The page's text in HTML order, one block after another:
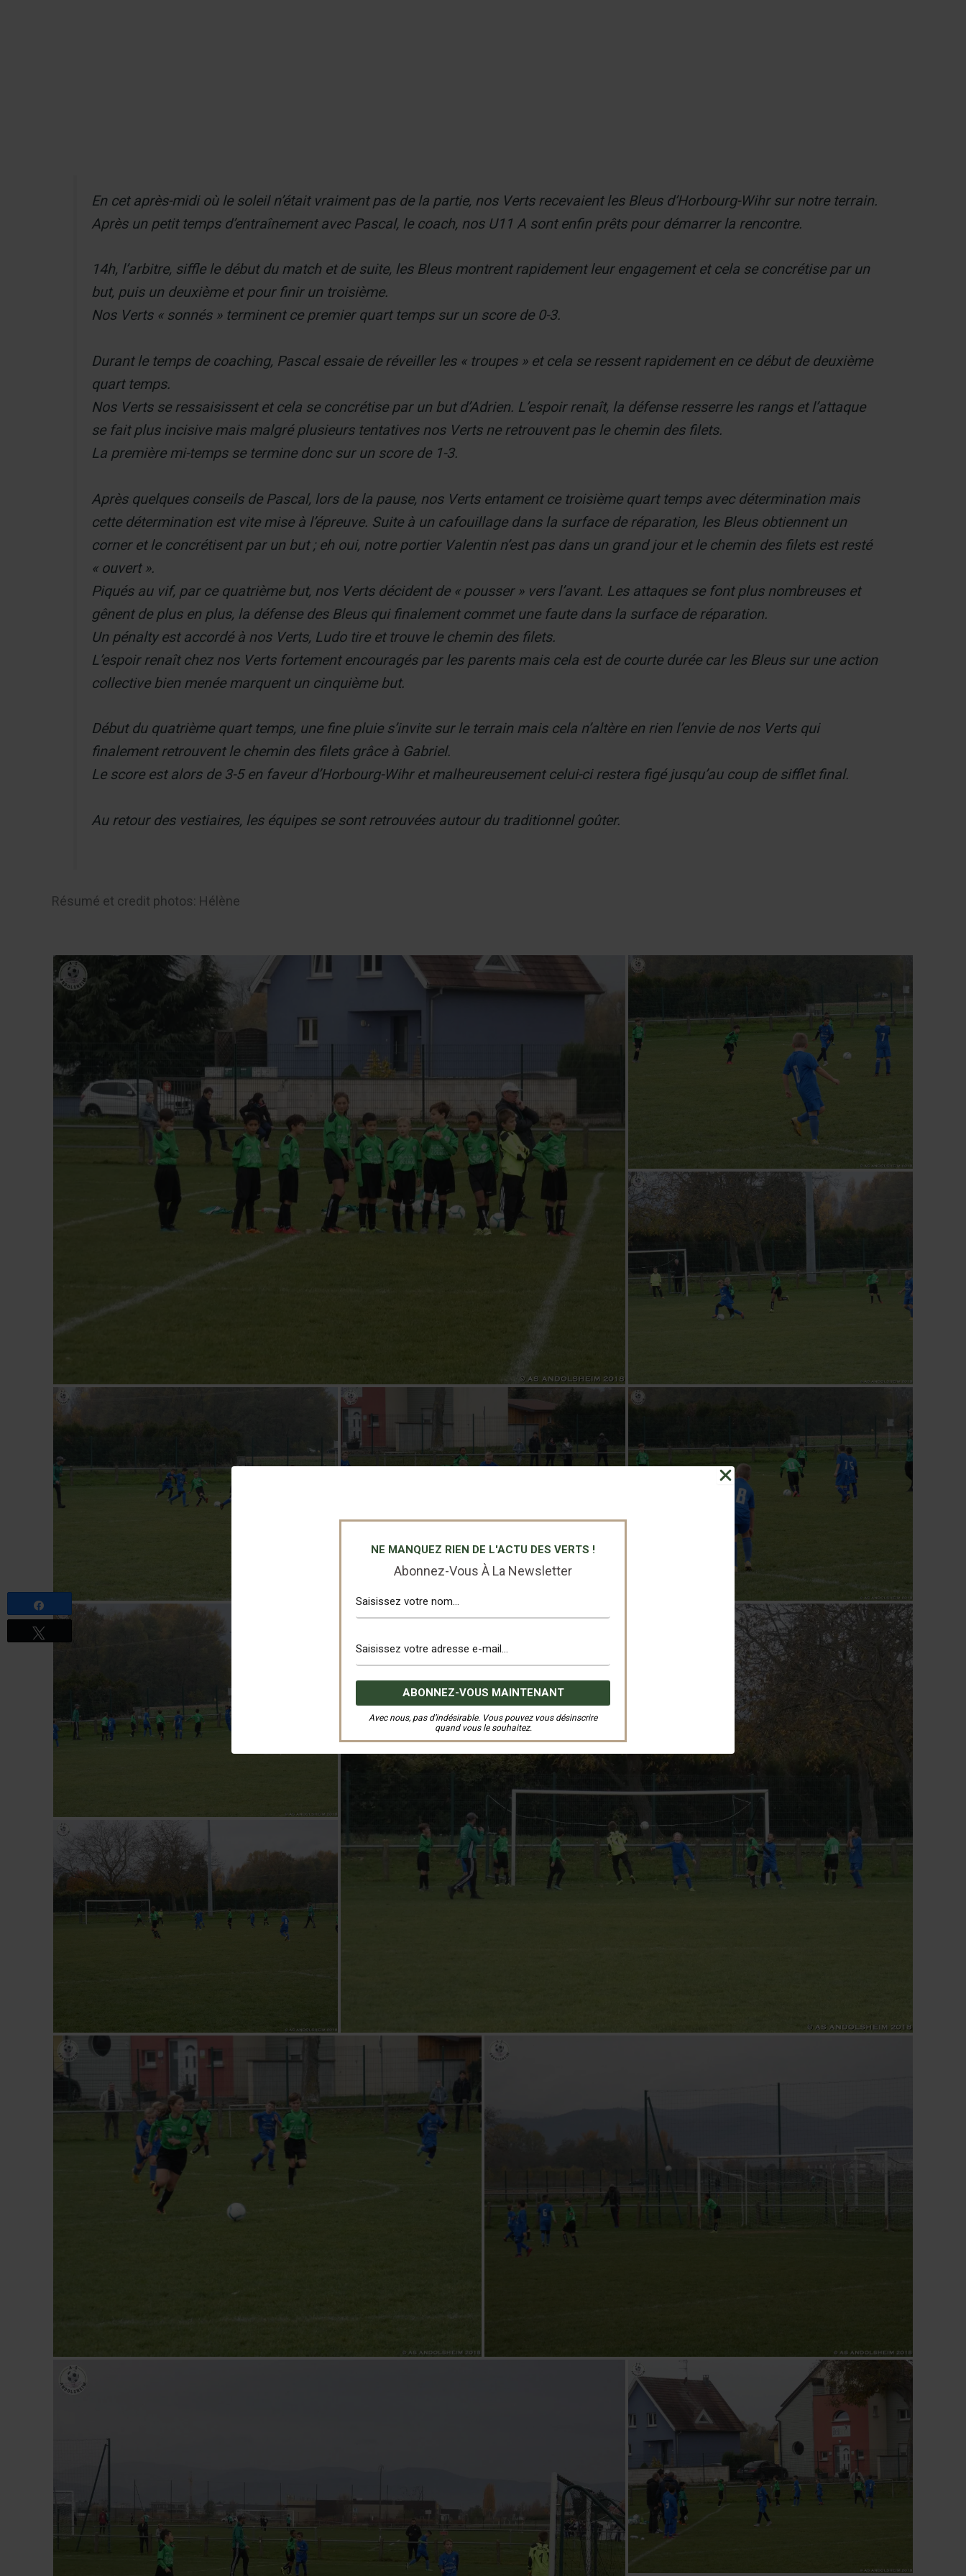
NE MANQUEZ RIEN DE L'ACTU DES VERTS !
Abonnez-Vous À La Newsletter
Avec nous, pas d’indésirable. Vous pouvez vous désinscrire
quand vous le souhaitez.
En cet après-midi où le soleil n’était vraiment pas de la partie, nos Verts recevaient les Bleus d’Horbourg-Wihr sur notre terrain.
Après un petit temps d’entraînement avec Pascal, le coach, nos U11 A sont enfin prêts pour démarrer la rencontre.
14h, l’arbitre, siffle le début du match et de suite, les Bleus montrent rapidement leur engagement et cela se concrétise par un
but, puis un deuxième et pour finir un troisième.
Nos Verts « sonnés » terminent ce premier quart temps sur un score de 0-3.
Durant le temps de coaching, Pascal essaie de réveiller les « troupes » et cela se ressent rapidement en ce début de deuxième
quart temps.
Nos Verts se ressaisissent et cela se concrétise par un but d’Adrien. L’espoir renaît, la défense resserre les rangs et l’attaque
se fait plus incisive mais malgré plusieurs tentatives nos Verts ne retrouvent pas le chemin des filets.
La première mi-temps se termine donc sur un score de 1-3.
Après quelques conseils de Pascal, lors de la pause, nos Verts entament ce troisième quart temps avec détermination mais
cette détermination est vite mise à l’épreuve. Suite à un cafouillage dans la surface de réparation, les Bleus obtiennent un
corner et le concrétisent par un but ; eh oui, notre portier Valentin n’est pas dans un grand jour et le chemin des filets est resté
« ouvert ».
Piqués au vif, par ce quatrième but, nos Verts décident de « pousser » vers l’avant. Les attaques se font plus nombreuses et
gênent de plus en plus, la défense des Bleus qui finalement commet une faute dans la surface de réparation.
Un pénalty est accordé à nos Verts, Ludo tire et trouve le chemin des filets.
L’espoir renaît chez nos Verts fortement encouragés par les parents mais cela est de courte durée car les Bleus sur une action
collective bien menée marquent un cinquième but.
Début du quatrième quart temps, une fine pluie s’invite sur le terrain mais cela n’altère en rien l’envie de nos Verts qui
finalement retrouvent le chemin des filets grâce à Gabriel.
Le score est alors de 3-5 en faveur d’Horbourg-Wihr et malheureusement celui-ci restera figé jusqu’au coup de sifflet final.
Au retour des vestiaires, les équipes se sont retrouvées autour du traditionnel goûter.
Résumé et credit photos: Hélène
Partagez